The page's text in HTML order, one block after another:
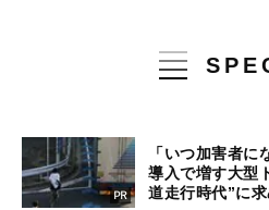
「いつ加害者
導入で増す大型
道走行時代”に